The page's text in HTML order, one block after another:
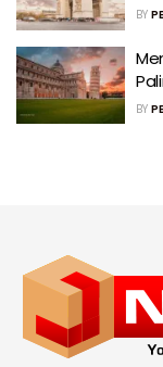
BY
BY